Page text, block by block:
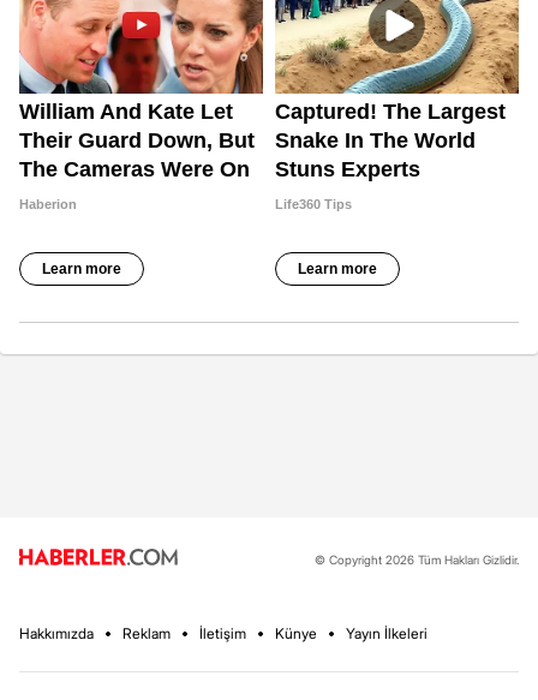
© Copyright 2026 Tüm Hakları Gizlidir.
Hakkımızda Reklam İletişim Künye Yayın İlkeleri